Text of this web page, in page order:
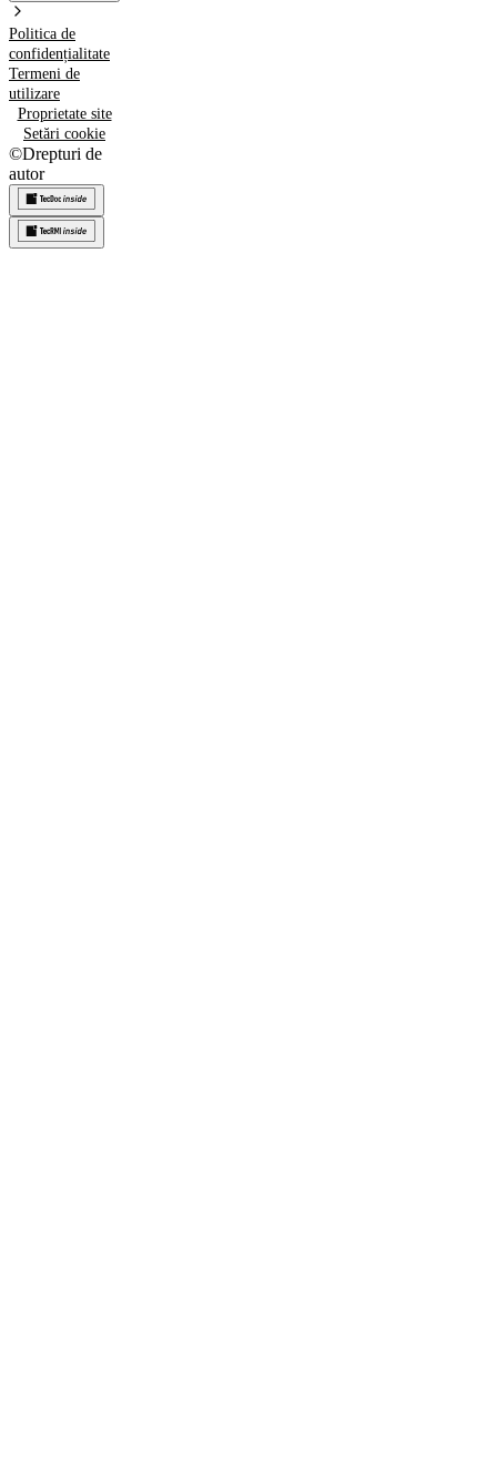
Politica de
confidențialitate
Termeni de
utilizare
Proprietate site
Setări cookie
©Drepturi de
autor